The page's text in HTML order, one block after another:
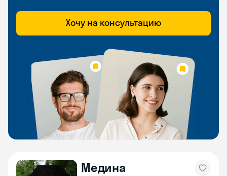
Хочу на консультацию
Медина